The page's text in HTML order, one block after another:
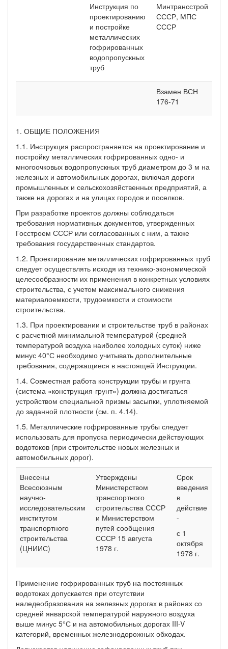
Инструкция по
проектированию
и постройке
металлических
гофрированных
водопропускных
труб
Минтрансстрой
СССР, МПС
СССР
Взамен ВСН
176-71
1. ОБЩИЕ ПОЛОЖЕНИЯ
1.1. Инструкция распространяется на проектирование и
постройку металлических гофрированных одно- и
многоочковых водопропускных труб диаметром до 3 м на
железных и автомобильных дорогах, включая дороги
промышленных и сельскохозяйственных предприятий, а
также на дорогах и на улицах городов и поселков.
При разработке проектов должны соблюдаться
требования нормативных документов, утвержденных
Госстроем СССР или согласованных с ним, а также
требования государственных стандартов.
1.2. Проектирование металлических гофрированных труб
следует осуществлять исходя из технико-экономической
целесообразности их применения в конкретных условиях
строительства, с учетом максимального снижения
материалоемкости, трудоемкости и стоимости
строительства.
1.3. При проектировании и строительстве труб в районах
с расчетной минимальной температурой (средней
температурой воздуха наиболее холодных суток) ниже
минус 40°С необходимо учитывать дополнительные
требования, содержащиеся в настоящей Инструкции.
1.4. Совместная работа конструкции трубы и грунта
(система «конструкция-грунт») должна достигаться
устройством специальной призмы засыпки, уплотняемой
до заданной плотности (см. п. 4.14).
1.5. Металлические гофрированные трубы следует
использовать для пропуска периодически действующих
водотоков (при строительстве новых железных и
автомобильных дорог).
Внесены
Всесоюзным
научно-
исследовательским
институтом
транспортного
строительства
(ЦНИИС)
Утверждены
Министерством
транспортного
строительства СССР
и Министерством
путей сообщения
СССР 15 августа
1978 г.
Срок
введения
в
действие
-
с 1
октября
1978 г.
Применение гофрированных труб на постоянных
водотоках допускается при отсутствии
наледеобразования на железных дорогах в районах со
средней январской температурой наружного воздуха
выше минус 5°С и на автомобильных дорогах III-V
категорий, временных железнодорожных обходах.